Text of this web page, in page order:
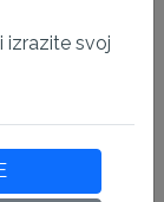
sa
izrazite svoj